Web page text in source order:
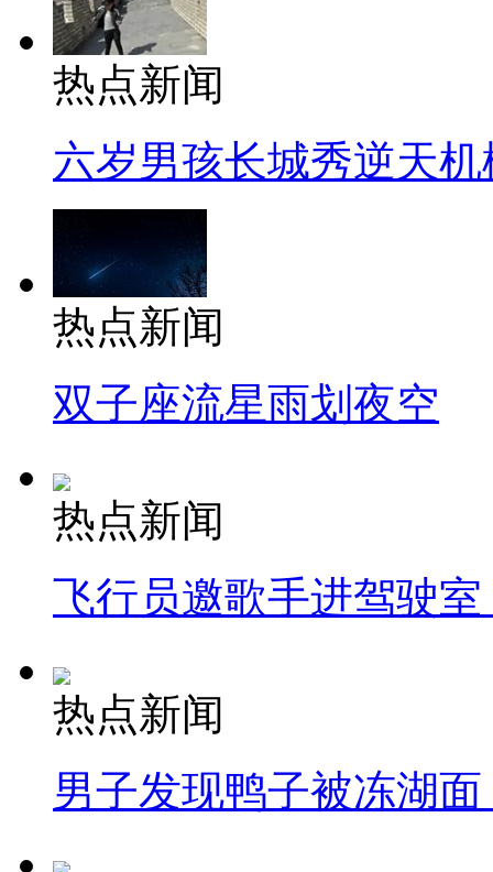
热点新闻
六岁男孩长城秀逆天机
热点新闻
双子座流星雨划夜空
热点新闻
飞行员邀歌手进驾驶
热点新闻
男子发现鸭子被冻湖